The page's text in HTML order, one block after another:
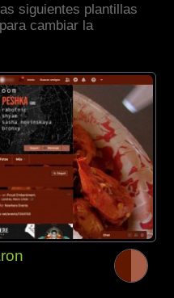
siguientes plantillas
cambiar la